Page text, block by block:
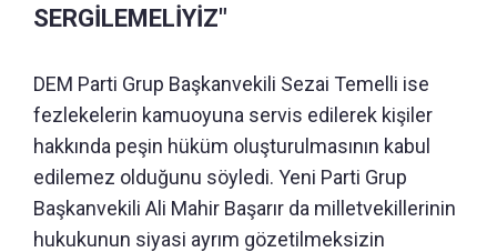
SERGİLEMELİYİZ"
DEM Parti Grup Başkanvekili Sezai Temelli ise
fezlekelerin kamuoyuna servis edilerek kişiler
hakkında peşin hüküm oluşturulmasının kabul
edilemez olduğunu söyledi. Yeni Parti Grup
Başkanvekili Ali Mahir Başarır da milletvekillerinin
hukukunun siyasi ayrım gözetilmeksizin